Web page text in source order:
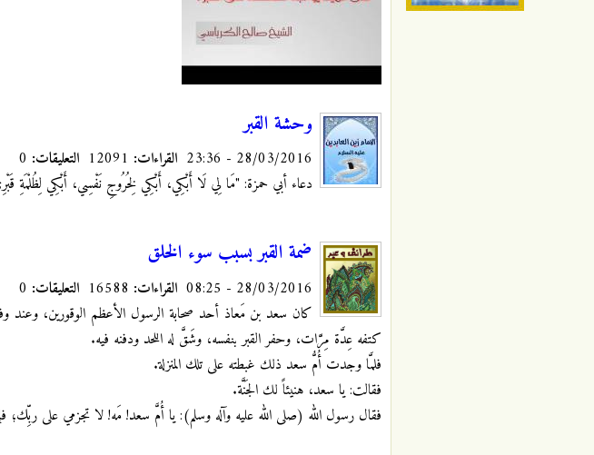
وحشة القبر
28/03/2016 - 23:36 القراءات: التعليقات:
دعاء أبي حمزة: "مَا لِي لَا أَبْكِي، أَبْكِي لِخُرُوجِ نَفْسِي، أَبْكِي لِظُلْمَةِ
ضمة القبر بسبب سوء الخلق
28/03/2016 - 08:25 القراءات: التعليقات:
كان سعد بن مَعاذ أحد صحابة الرسول الأعظم الوقورين، وعند
كتفه عِدَّة مِرَّات، وحفر القبر بنفسه، وشَقَّ له اللحد ودفنه فيه.
فلمَّا وجدت أُمُّ سعد ذلك غبطته على تلك المنزلة.
فقالت: يا سعد، هنيئاً لك الجَنَّة.
فقال رسول الله (صلى الله عليه وآله وسلم): يا أُمَّ سعد! مَه! لا تجزمي على ربِّك؛